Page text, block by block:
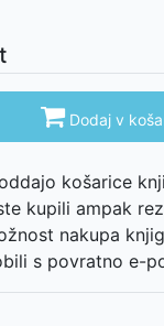
 Dodaj v
košarice
kupili ampak
nakupa
s povratno e-